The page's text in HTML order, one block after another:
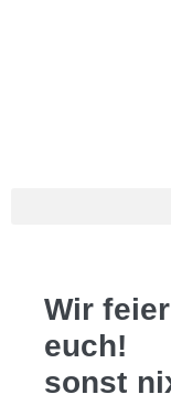
Wir
euch!
sonst